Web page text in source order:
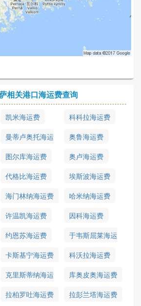
相关港口海运费查询
凯米海运费
科科拉海运费
曼蒂卢奥托海运
奥鲁海运费
图尔库海运费
奥卢海运费
代格比海运费
埃斯波海运费
海门林纳海运费
哈米纳海运费
许温凯海运费
因科海运费
约恩苏海运费
于韦斯屈莱海运
卡斯基宁海运费
科沃拉海运费
克里斯蒂纳海运
费
库奥皮奥海运费
拉柏罗吐海运费
拉彭兰塔海运费